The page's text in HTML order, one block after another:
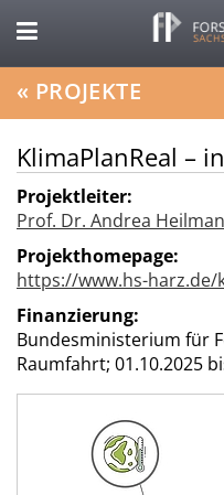
« PROJEKTE
KlimaPlanReal –
Projektleiter:
Prof. Dr. Andrea
Projekthomepage:
https://www.hs-
Finanzierung:
Bundesministerium für
Raumfahrt; 01.10.2025